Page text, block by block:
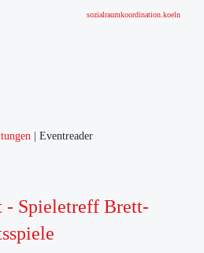
sozialraumkoordination.koeln
Eventreader
- Spieletreff Brett-